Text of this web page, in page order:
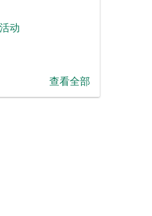
动
查看全部